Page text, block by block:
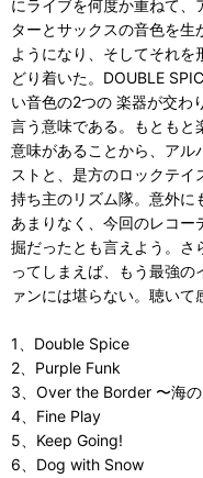
にライブを何度か重ねて
ターとサックスの音色を生
ようになり、そしてそれ
どり着いた。DOUBLE
い音色の2つの 楽器が交わ
言う意味である。もともと
意味があることから、アル
ストと、是方のロックテ
持ち主のリズム隊。意外に
あまりなく、今回のレコー
掘だったとも言えよう。さ
ってしまえば、もう最強
ァンには堪らない。聴いて
1、Double Spice
2、Purple Funk
3、Over the Border 〜海
4、Fine Play
5、Keep Going!
6、Dog with Snow